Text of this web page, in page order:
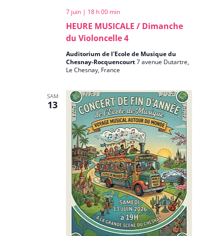
HEURE MUSICALE / Dimanche
du Violoncelle 4
7 juin | 18 h 00 min
Auditorium de l'Ecole de Musique du
Chesnay-Rocquencourt7 avenue Dutartre,
Le Chesnay, France
SAM
13